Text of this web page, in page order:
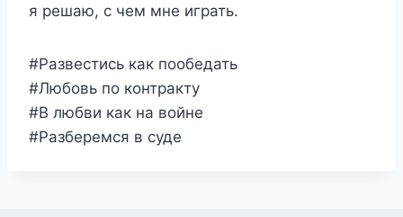
я решаю, с чем мне играть.
#Развестись как пообедать
#Любовь по контракту
#В любви как на войне
#Разберемся в суде